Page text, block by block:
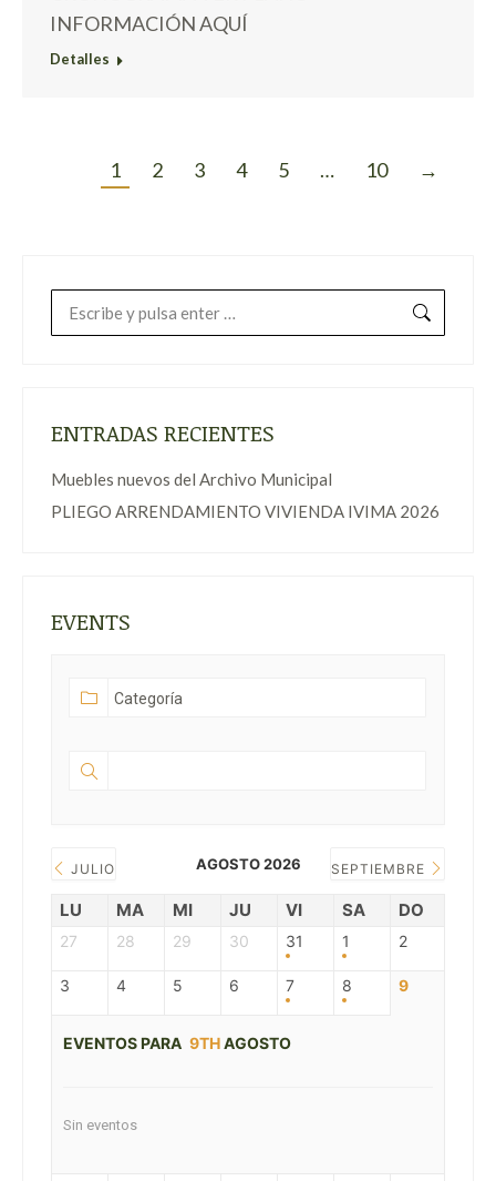
INFORMACIÓN AQUÍ
Detalles
1 2 3 4 5 … 10 →
ENTRADAS RECIENTES
Muebles nuevos del Archivo Municipal
PLIEGO ARRENDAMIENTO VIVIENDA IVIMA 2026
EVENTS
JULIO AGOSTO 2026 SEPTIEMBRE
LU MA MI JU VI SA DO
27 28 29 30 31 1 2
3 4 5 6 7 8 9
EVENTOS PARA 9THAGOSTO
Sin eventos